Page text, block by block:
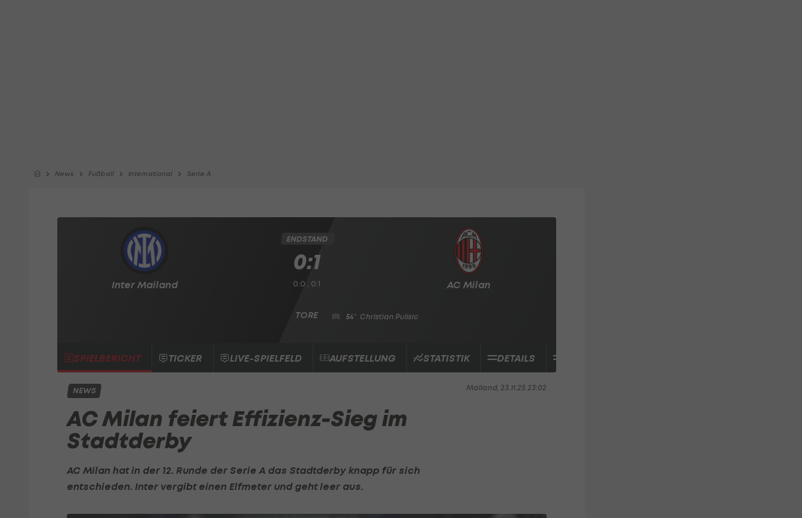
News Fußball International Serie A
Inter Mailand AC Milan
ENDSTAND
0:1
0:0 , 0:1
54' Christian Pulisic
SPIELBERICHT TICKER LIVE-SPIELFELD AUFSTELLUNG STATISTIK DETAILS
Mailand, 23.11.25 23:02
NEWS
AC Milan feiert Effizienz-Sieg im
Stadtderby
AC Milan hat in der 12. Runde der Serie A das Stadtderby knapp für sich
entschieden. Inter vergibt einen Elfmeter und geht leer aus.